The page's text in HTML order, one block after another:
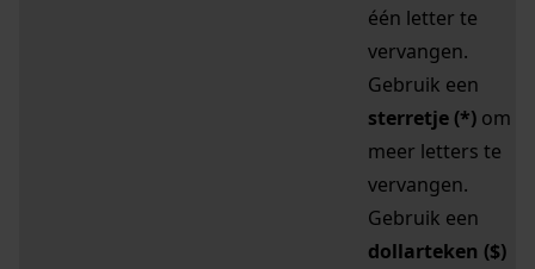
één letter te
vervangen.
Gebruik een
sterretje (*) om
meer letters te
vervangen.
Gebruik een
dollarteken ($)